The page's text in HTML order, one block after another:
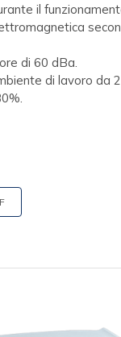
il
di 60 dBa.
di lavoro da 2